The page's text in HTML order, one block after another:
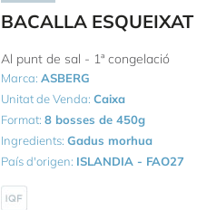
BACALLA ESQUEIXAT
Al punt de sal - 1ª congelació
Marca:ASBERG
Unitat de Venda:Caixa
Format:8 bosses de 450g
Ingredients:Gadus morhua
País d'origen: ISLANDIA - FAO27